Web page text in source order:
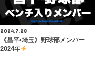
2024.7.28
《昌平•埼玉》野球部メンバー
2024年